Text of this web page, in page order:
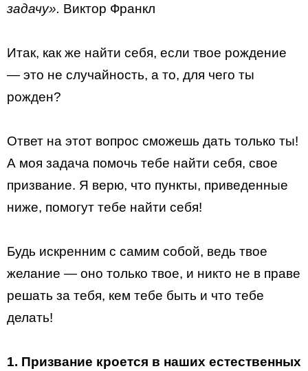
задачу». Виктор Франкл
Итак, как же найти себя, если твое рождение
— это не случайность, а то, для чего ты
рожден?
Ответ на этот вопрос сможешь дать только ты!
А моя задача помочь тебе найти себя, свое
призвание. Я верю, что пункты, приведенные
ниже, помогут тебе найти себя!
Будь искренним с самим собой, ведь твое
желание — оно только твое, и никто не в праве
решать за тебя, кем тебе быть и что тебе
делать!
1. Призвание кроется в наших естественных